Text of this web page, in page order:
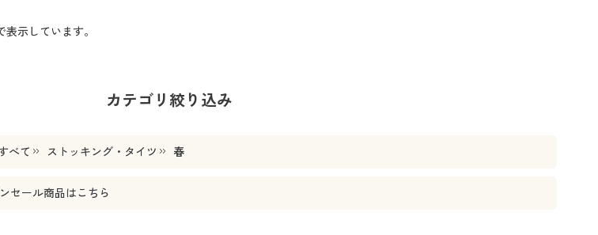
示しています。
カテゴリ絞り込み
べて ストッキング・タイツ 春
セール商品はこちら